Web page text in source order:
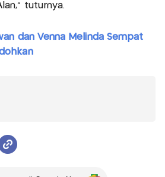
tuturnya.
dan Venna Melinda Sempat